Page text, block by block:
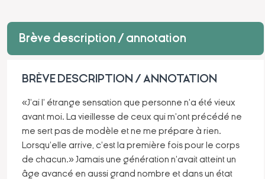
Brève description / annotation
BRÈVE DESCRIPTION / ANNOTATION
«J'ai l' étrange sensation que personne n'a été vieux
avant moi. La vieillesse de ceux qui m'ont précédé ne
me sert pas de modèle et ne me prépare à rien.
Lorsqu'elle arrive, c'est la première fois pour le corps
de chacun.» Jamais une génération n'avait atteint un
âge avancé en aussi grand nombre et dans un état